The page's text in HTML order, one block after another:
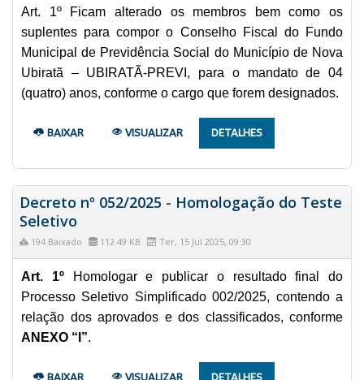
Art. 1º Ficam alterado os membros bem como os
suplentes para compor o Conselho Fiscal do Fundo
Municipal de Previdência Social do Município de Nova
Ubiratã – UBIRATÃ-PREVI, para o mandato de 04
(quatro) anos, conforme o cargo que forem designados.
BAIXAR VISUALIZAR DETALHES
Decreto nº 052/2025 - Homologação do Teste
Seletivo
194 Baixado 112.49 KB Ter, 15 Jul 2025, 09:30
Art. 1ºHomologar e publicar o resultado final do
Processo Seletivo Simplificado 002/2025, contendo a
relação dos aprovados e dos classificados, conforme
ANEXO “I”.
BAIXAR VISUALIZAR DETALHES